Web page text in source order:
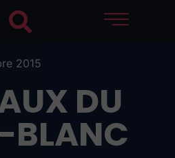
2015
DU
BLANC